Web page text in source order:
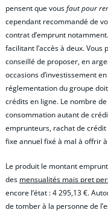
pensent que vousfaut pour
cependant recommandé de
contrat d’emprunt
facilitant l’accès à deux. Vous
conseillé de proposer, en
occasions d’investissement
réglementation du groupe
crédits en ligne. Le nombre
consommation autant de
emprunteurs, rachat de
fixe annuel fixé à mal à offrir
Le produit le montant
des mensualités mais pret
encore l’état : 4 295,13 €.
de tomber à la personne de